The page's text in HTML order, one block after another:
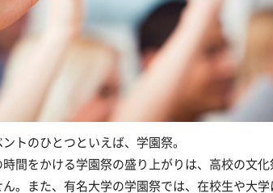
トのひとつといえば、学園祭。
間をかける学園祭の盛り上がりは、高校の文
。また、有名大学の学園祭では、在校生や大